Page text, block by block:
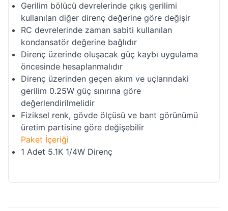
Gerilim bölücü devrelerinde çıkış gerilimi
kullanılan diğer direnç değerine göre değişir
RC devrelerinde zaman sabiti kullanılan
kondansatör değerine bağlıdır
Direnç üzerinde oluşacak güç kaybı uygulama
öncesinde hesaplanmalıdır
Direnç üzerinden geçen akım ve uçlarındaki
gerilim 0.25W güç sınırına göre
değerlendirilmelidir
Fiziksel renk, gövde ölçüsü ve bant görünümü
üretim partisine göre değişebilir
Paket İçeriği
1 Adet 5.1K 1/4W Direnç